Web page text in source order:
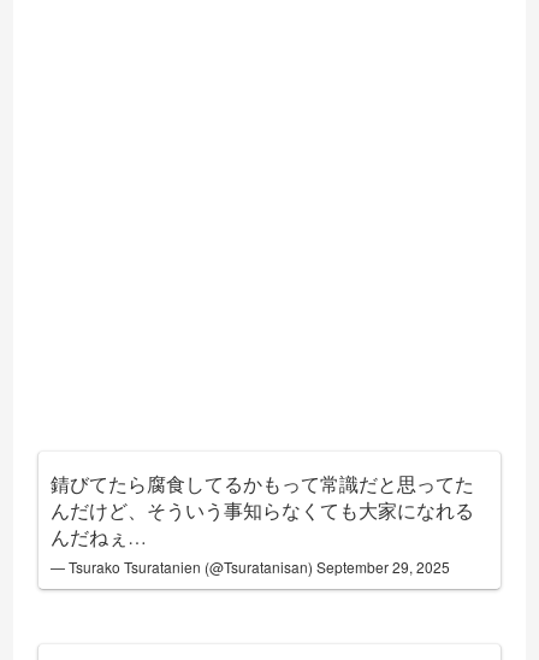
錆びてたら腐食してるかもって常識だと思ってた
んだけど、そういう事知らなくても大家になれる
んだねぇ…
— Tsurako Tsuratanien (@Tsuratanisan)September 29, 2025